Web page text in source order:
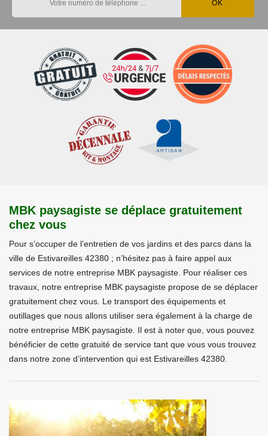
MBK paysagiste se déplace gratuitement
chez vous
Pour s’occuper de l’entretien de vos jardins et des parcs dans la
ville de Estivareilles 42380 ; n’hésitez pas à faire appel aux
services de notre entreprise MBK paysagiste. Pour réaliser ces
travaux, notre entreprise MBK paysagiste propose de se déplacer
gratuitement chez vous. Le transport des équipements et
outillages que nous allons utiliser sera également à la charge de
notre entreprise MBK paysagiste. Il est à noter que, vous pouvez
bénéficier de cette gratuité de service tant que vous vous trouvez
dans notre zone d’intervention qui est Estivareilles 42380.